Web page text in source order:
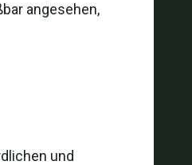
angesehen,
und